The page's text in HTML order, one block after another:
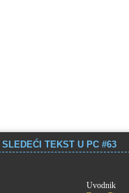
SLEDEĆI TEKST U PC #63
Uvodnik